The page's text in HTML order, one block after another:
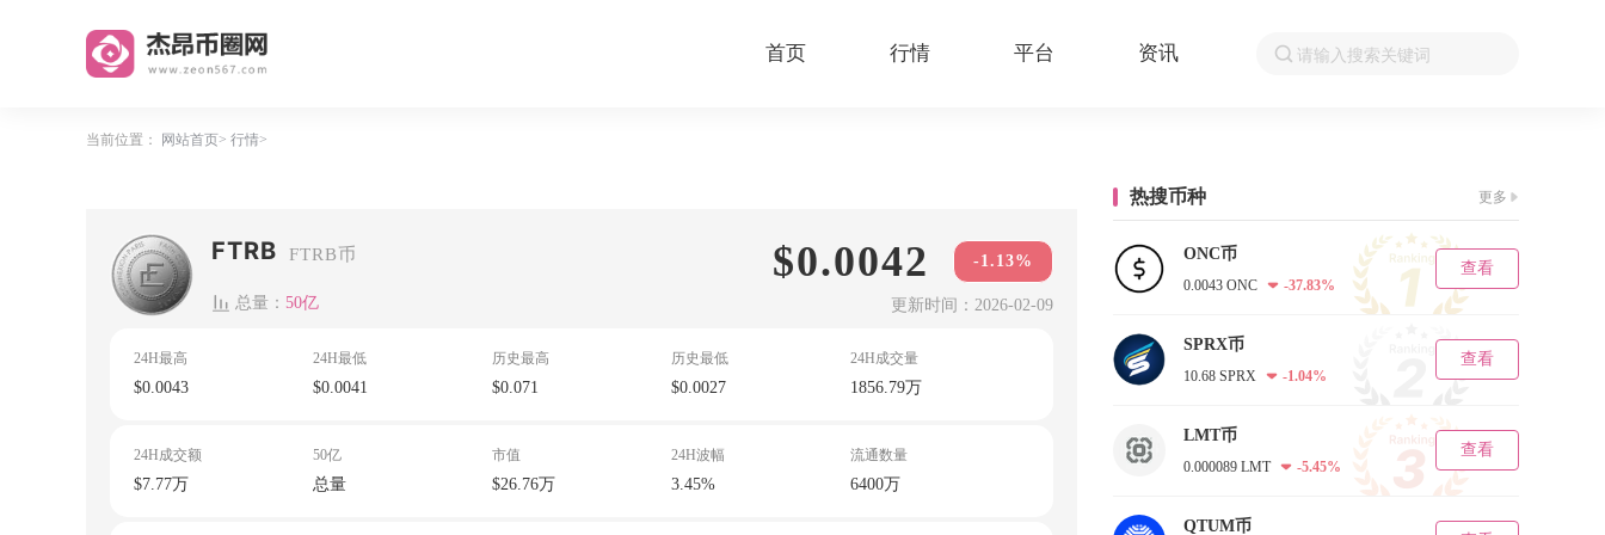
首页 行情 平台 资讯
当前位置： 网站首页 行情
FTRB FTRB币
总量： 50亿
$0.0042 -1.13%
更新时间：2026-02-09
24H最高
$0.0043
24H最低
$0.0041
历史最高
$0.071
历史最低
$0.0027
24H成交量
1856.79万
24H成交额
$7.77万
50亿
总量
市值
$26.76万
24H波幅
3.45%
流通数量
6400万
热搜币种 更多
ONC币
0.0043 ONC -37.83%
查看
SPRX币
10.68 SPRX -1.04%
查看
LMT币
0.000089 LMT -5.45%
查看
QTUM币